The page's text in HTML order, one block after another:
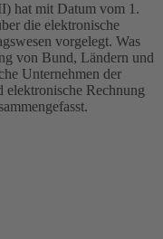
hat mit Datum vom 1.
die elektronische
vorgelegt. Was
von Bund, Ländern und
Unternehmen der
elektronische Rechnung